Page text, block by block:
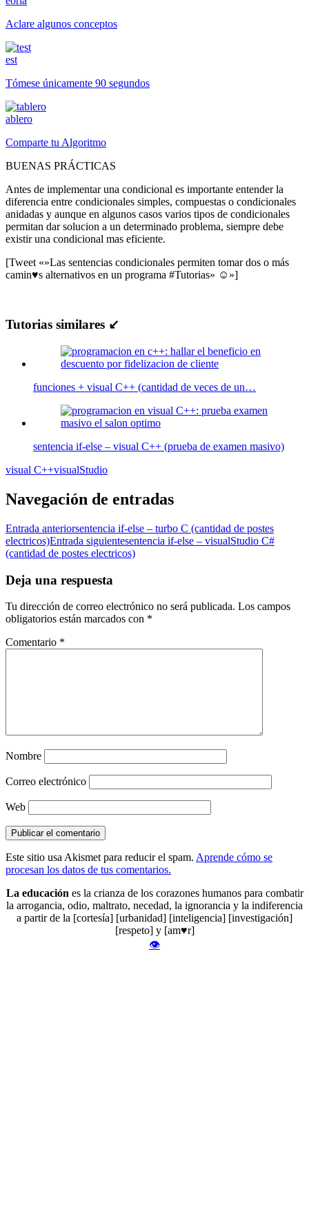
Aclare algunos conceptos
est
Tómese únicamente 90 segundos
ablero
Comparte tu Algoritmo
BUENAS PRÁCTICAS
Antes de implementar una condicional es importante entender la
diferencia entre condicionales simples, compuestas o condicionales
anidadas y aunque en algunos casos varios tipos de condicionales
permitan dar solucion a un determinado problema, siempre debe
existir una condicional mas eficiente.
[Tweet «»Las sentencias condicionales permiten tomar dos o más
camin♥s alternativos en un programa #Tutorias» ☺»]
Tutorias similares ↙
funciones + visual C++ (cantidad de veces de un…
sentencia if-else – visual C++ (prueba de examen masivo)
visual C++visualStudio
Navegación de entradas
Entrada anteriorsentencia if-else – turbo C (cantidad de postes
electricos)Entrada siguientesentencia if-else – visualStudio C#
(cantidad de postes electricos)
Deja una respuesta
Tu dirección de correo electrónico no será publicada. Los campos
obligatorios están marcados con *
Comentario *
Nombre
Correo electrónico
Web
Este sitio usa Akismet para reducir el spam. Aprende cómo se
procesan los datos de tus comentarios.
La educaciónes la crianza de los corazones humanos para combatir
la arrogancia, odio, maltrato, necedad, la ignorancia y la indiferencia
a partir de la [cortesía] [urbanidad] [inteligencia] [investigación]
[respeto] y [am♥r]
👁